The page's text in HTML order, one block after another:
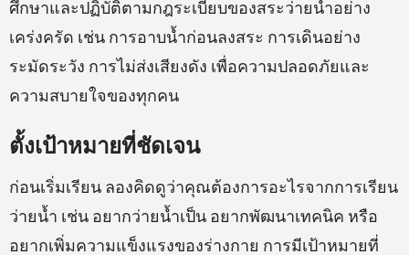
ศึกษาและปฏิบัติตามกฎระเบียบของสระว่ายน้ำอย่าง
เคร่งครัด เช่น การอาบน้ำก่อนลงสระ การเดินอย่าง
ระมัดระวัง การไม่ส่งเสียงดัง เพื่อความปลอดภัยและ
ความสบายใจของทุกคน
ตั้งเป้าหมายที่ชัดเจน
ก่อนเริ่มเรียน ลองคิดดูว่าคุณต้องการอะไรจากการเรียน
ว่ายน้ำ เช่น อยากว่ายน้ำเป็น อยากพัฒนาเทคนิค หรือ
อยากเพิ่มความแข็งแรงของร่างกาย การมีเป้าหมายที่